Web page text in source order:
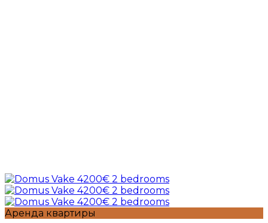
Аренда квартиры